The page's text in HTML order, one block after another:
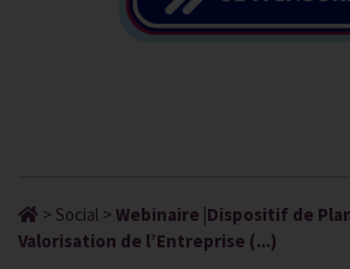
> Social > Webinaire |Dispositif de
Valorisation de l’Entreprise (...)